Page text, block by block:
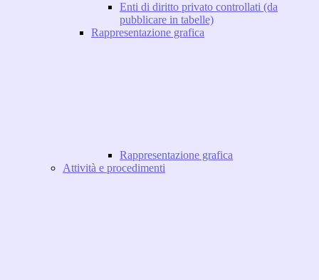
Enti di diritto privato controllati (da
pubblicare in tabelle)
Rappresentazione grafica
Rappresentazione grafica
Attività e procedimenti